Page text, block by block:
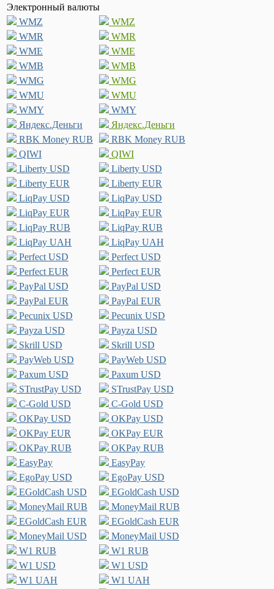
Электронный валюты
WMZ
WMZ
WMR
WMR
WME
WME
WMB
WMB
WMG
WMG
WMU
WMU
WMY
WMY
Яндекс.Деньги
Яндекс.Деньги
RBK Money RUB
RBK Money RUB
QIWI
QIWI
Liberty USD
Liberty USD
Liberty EUR
Liberty EUR
LiqPay USD
LiqPay USD
LiqPay EUR
LiqPay EUR
LiqPay RUB
LiqPay RUB
LiqPay UAH
LiqPay UAH
Perfect USD
Perfect USD
Perfect EUR
Perfect EUR
PayPal USD
PayPal USD
PayPal EUR
PayPal EUR
Pecunix USD
Pecunix USD
Payza USD
Payza USD
Skrill USD
Skrill USD
PayWeb USD
PayWeb USD
Paxum USD
Paxum USD
STrustPay USD
STrustPay USD
C-Gold USD
C-Gold USD
OKPay USD
OKPay USD
OKPay EUR
OKPay EUR
OKPay RUB
OKPay RUB
EasyPay
EasyPay
EgoPay USD
EgoPay USD
EGoldCash USD
EGoldCash USD
MoneyMail RUB
MoneyMail RUB
EGoldCash EUR
EGoldCash EUR
MoneyMail USD
MoneyMail USD
W1 RUB
W1 RUB
W1 USD
W1 USD
W1 UAH
W1 UAH